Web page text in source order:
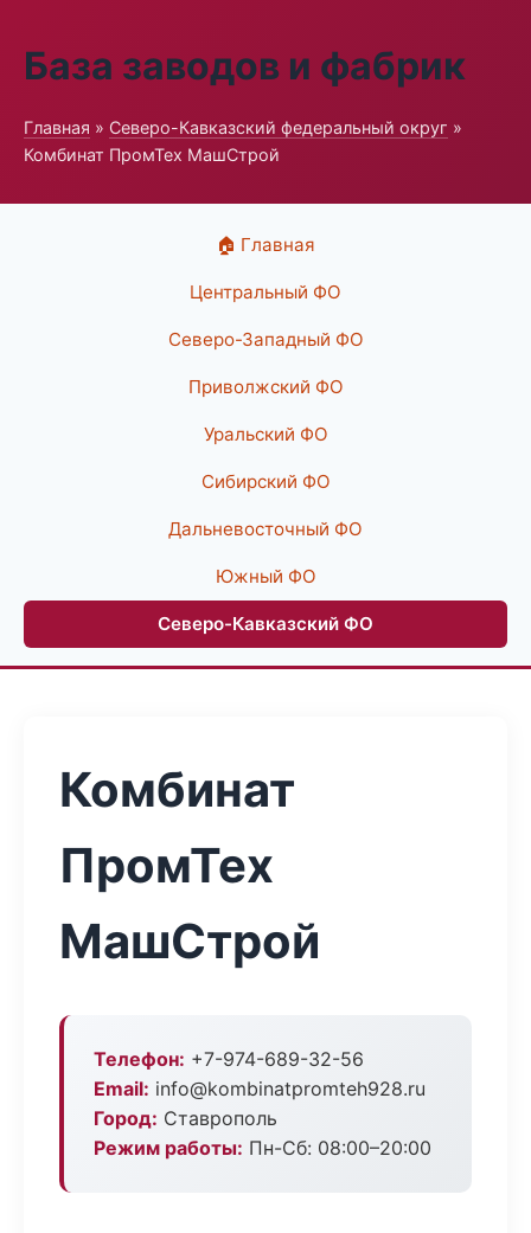
База заводов и фабрик
Главная » Северо-Кавказский федеральный округ »
Комбинат ПромТех МашСтрой
🏠 Главная
Центральный ФО
Северо-Западный ФО
Приволжский ФО
Уральский ФО
Сибирский ФО
Дальневосточный ФО
Южный ФО
Северо-Кавказский ФО
Комбинат
ПромТех
МашСтрой
Телефон: +7-974-689-32-56
Email: info@kombinatpromteh928.ru
Город: Ставрополь
Режим работы: Пн-Сб: 08:00–20:00